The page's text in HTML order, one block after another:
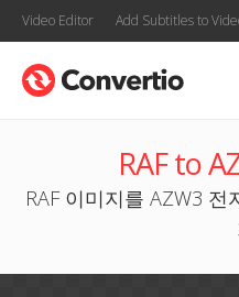
Video Editor Add Subtitles to
RAF to
RAF 이미지를 AZW3